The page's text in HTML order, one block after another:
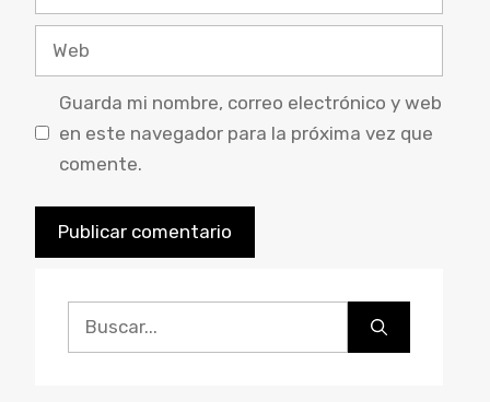
Guarda mi nombre, correo electrónico y web
en este navegador para la próxima vez que
comente.